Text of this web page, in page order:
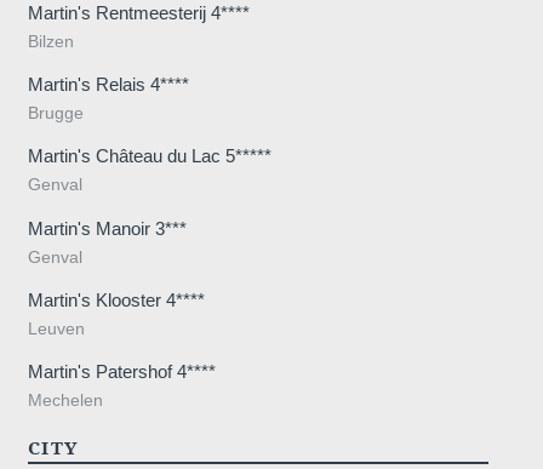
Martin's Rentmeesterij 4****
Bilzen
Martin's Relais 4****
Brugge
Martin's Château du Lac 5*****
Genval
Martin's Manoir 3***
Genval
Martin's Klooster 4****
Leuven
Martin's Patershof 4****
Mechelen
CITY